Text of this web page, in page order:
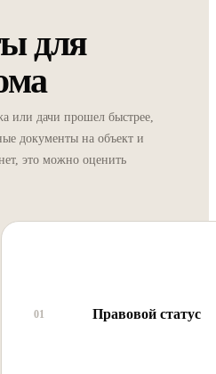
для
или дачи прошел быстрее,
документы на объект и
это можно оценить
01 Правовой статус